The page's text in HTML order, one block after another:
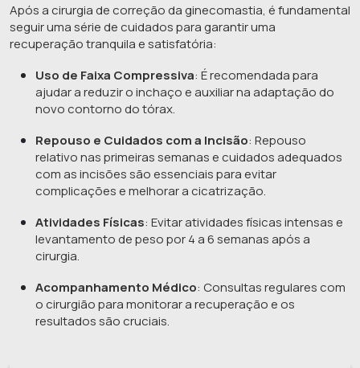
Após a cirurgia de correção da ginecomastia, é fundamental
seguir uma série de cuidados para garantir uma
recuperação tranquila e satisfatória:
Uso de Faixa Compressiva: É recomendada para
ajudar a reduzir o inchaço e auxiliar na adaptação do
novo contorno do tórax.
Repouso e Cuidados com a Incisão: Repouso
relativo nas primeiras semanas e cuidados adequados
com as incisões são essenciais para evitar
complicações e melhorar a cicatrização.
Atividades Físicas: Evitar atividades físicas intensas e
levantamento de peso por 4 a 6 semanas após a
cirurgia.
Acompanhamento Médico: Consultas regulares com
o cirurgião para monitorar a recuperação e os
resultados são cruciais.